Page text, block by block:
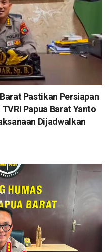
Pastikan Persiapan
Papua Barat Yanto
Dijadwalkan